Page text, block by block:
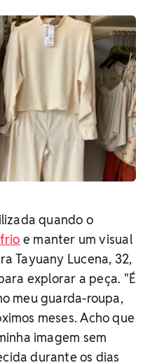
quando o
e manter um visual
Tayuany Lucena, 32,
explorar a peça. "É
meu guarda-roupa,
meses. Acho que
imagem sem
durante os dias